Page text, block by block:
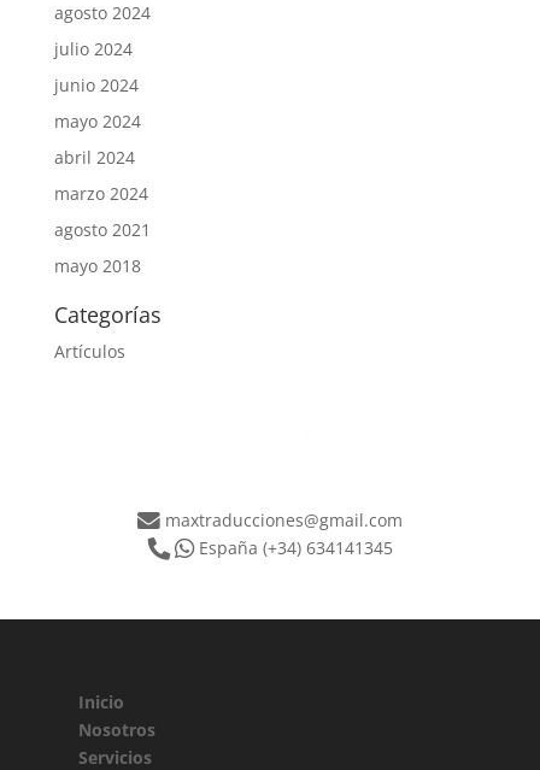
agosto 2024
julio 2024
junio 2024
mayo 2024
abril 2024
marzo 2024
agosto 2021
mayo 2018
Categorías
Artículos
maxtraducciones@gmail.com
España (+34) 634141345
Inicio
Nosotros
Servicios